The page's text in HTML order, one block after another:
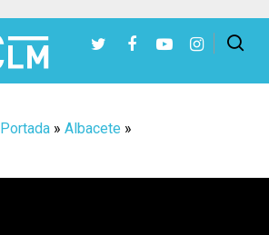
Portada» Albacete »